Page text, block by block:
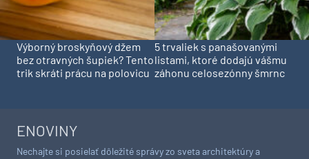
Výborný broskyňový džem
bez otravných šupiek? Tento
trik skráti prácu na polovicu
5 trvaliek s panašovanými
listami, ktoré dodajú vášmu
záhonu celosezónny šmrnc
ENOVINY
Nechajte si posielať dôležité správy zo sveta architektúry a